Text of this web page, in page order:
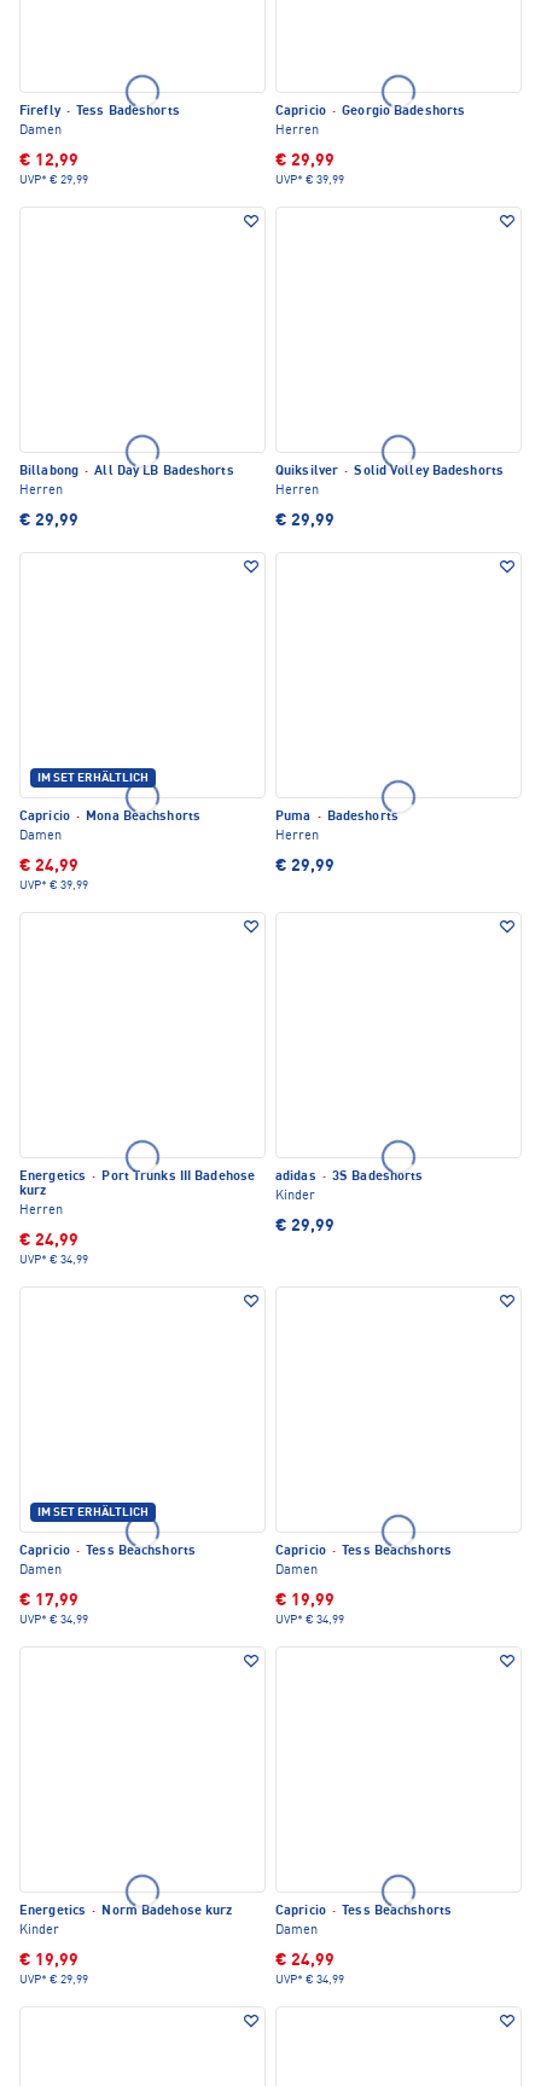
Firefly ·
Tess Badeshorts
Damen
€ 12,99
UVP* € 29,99
Capricio · Georgio Badeshorts
Herren
€ 29,99
UVP* € 39,99
Billabong · All Day LB Badeshorts
Herren
€ 29,99
Quiksilver · Solid Volley Badeshorts
Herren
€ 29,99
IM SET ERHÄLTLICH
Capricio · Mona Beachshorts
Damen
€ 24,99
UVP* € 39,99
Puma · Badeshorts
Herren
€ 29,99
Energetics · Port Trunks III Badehose
kurz
Herren
€ 24,99
UVP* € 34,99
adidas · 3S Badeshorts
Kinder
€ 29,99
IM SET ERHÄLTLICH
Capricio ·
Tess Beachshorts
Damen
€ 17,99
UVP* € 34,99
Capricio ·
Tess Beachshorts
Damen
€ 19,99
UVP* € 34,99
Energetics · Norm Badehose kurz
Kinder
€ 19,99
UVP* € 29,99
Capricio ·
Tess Beachshorts
Damen
€ 24,99
UVP* € 34,99